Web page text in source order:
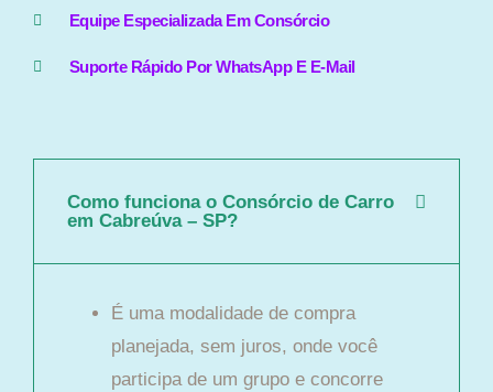
Equipe Especializada Em Consórcio
Suporte Rápido Por WhatsApp E E-Mail
Como funciona o Consórcio de Carro
em Cabreúva – SP?
É uma modalidade de compra
planejada, sem juros, onde você
participa de um grupo e concorre